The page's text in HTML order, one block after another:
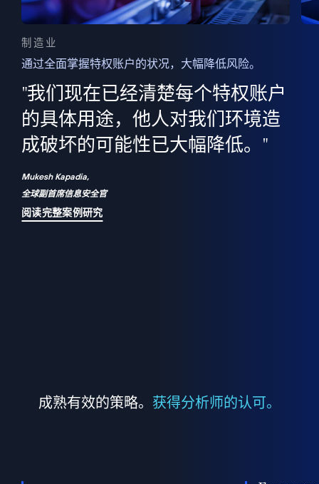
制造业
通过全面掌握特权账户的状况，大幅降低风险。
"我们现在已经清楚每个特权账户
的具体用途，他人对我们环境造
成破坏的可能性已大幅降低。"
Mukesh Kapadia,
全球副首席信息安全官
阅读完整案例研究
成熟有效的策略。 获得分析师的认可。